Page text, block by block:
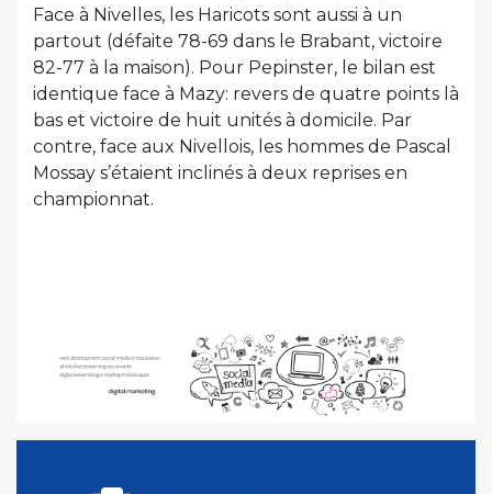
Face à Nivelles, les Haricots sont aussi à un
partout (défaite 78-69 dans le Brabant, victoire
82-77 à la maison). Pour Pepinster, le bilan est
identique face à Mazy: revers de quatre points là
bas et victoire de huit unités à domicile. Par
contre, face aux Nivellois, les hommes de Pascal
Mossay s’étaient inclinés à deux reprises en
championnat.